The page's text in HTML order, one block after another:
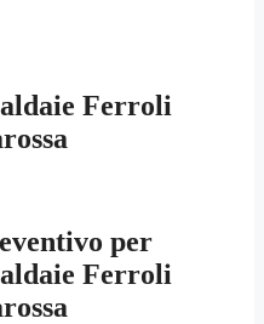
Ferroli
per
Ferroli